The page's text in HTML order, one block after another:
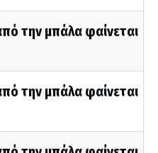
την μπάλα φαίνεται
την μπάλα φαίνεται